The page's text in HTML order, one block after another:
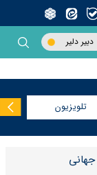
دبیر دلیر
تلویزیون